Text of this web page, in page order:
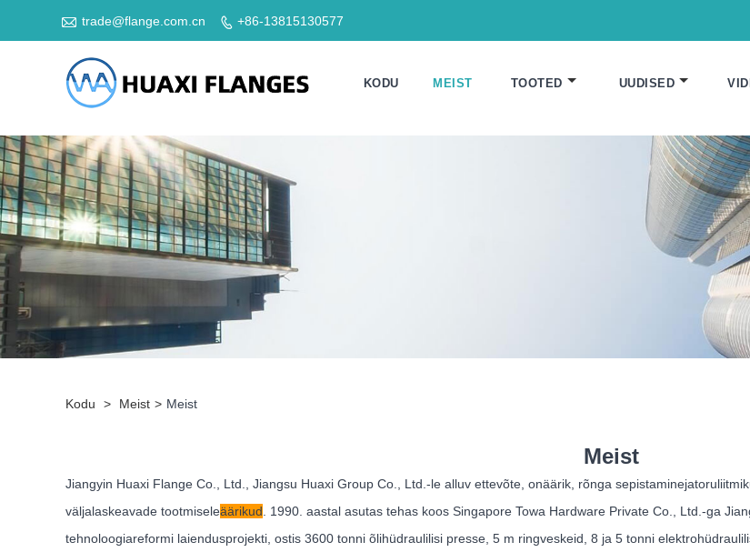
 trade@flange.com.cn  +86-13815130577
KODU MEIST TOOTED UUDISED
Kodu > Meist > Meist
Meist
Jiangyin Huaxi Flange Co., Ltd., Jiangsu Huaxi Group Co., Ltd.-le alluv ettevõte, onäärik, rõnga sepistamineja
väljalaskeavade tootmiseleäärikud. 1990. aastal asutas tehas koos Singapore Towa Hardware Private Co., Ltd.-ga
tehnoloogiareformi laiendusprojekti, ostis 3600 tonni õlihüdraulilisi presse, 5 m ringveskeid, 8 ja 5 tonni